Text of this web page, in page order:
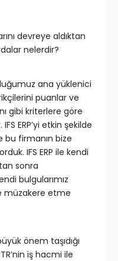
devreye aldıktan
nelerdir?
ana yüklenici
puanlar ve
gibi kriterlere göre
ERP’yi etkin şekilde
firmanın bize
IFS ERP ile kendi
sonra
bulgularımız
müzakere etme
önem taşıdığı
iş hacmi ile